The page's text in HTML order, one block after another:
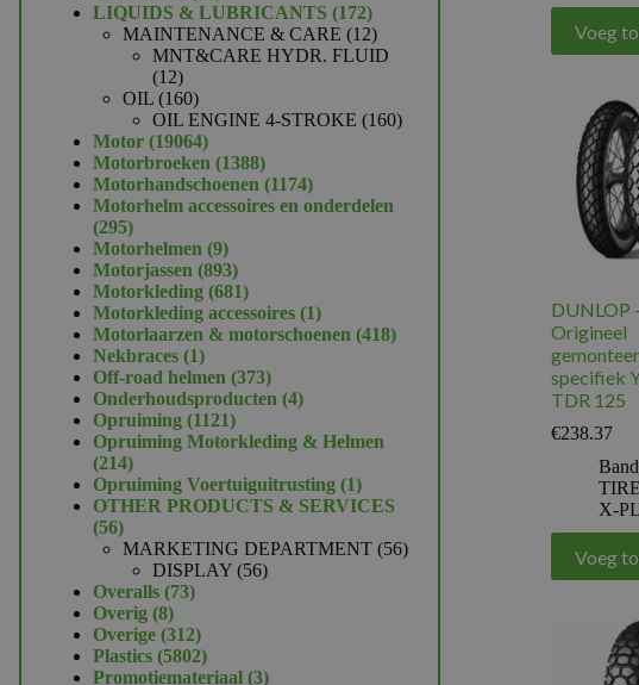
Voeg
DUNLOP
Origineel
specifiek
TDR 125
€238.37
X-
Voeg
producten
LIQUIDS & LUBRICANTS 172172
producten
MAINTENANCE & CARE 1212
producten
MNT&CARE HYDR. FLUID
1212
producten
OIL 160160
producten
OIL ENGINE 4-STROKE 160160
Motor 1906419064
producten
Motorbroeken 13881388
producten
Motorhandschoenen 11741174
producten
Motorhelm accessoires en onderdelen
295295
producten
Motorhelmen 99
producten
Motorjassen 893893
producten
Motorkleding 681681
producten
Motorkleding accessoires 11
product
Motorlaarzen & motorschoenen 418418
Nekbraces 11
product
Off-road helmen 373373
producten
Onderhoudsproducten 44
Opruiming 11211121
producten
Opruiming Motorkleding & Helmen
214214
producten
Opruiming Voertuiguitrusting 11
product
OTHER PRODUCTS & SERVICES
5656
producten
MARKETING DEPARTMENT 5656
DISPLAY 5656
Overalls 7373
Overig 88
producten
Overige 312312
producten
Plastics 58025802
producten
Promotiemateriaal 33